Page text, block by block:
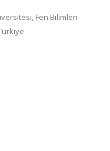
Fen Bilimleri